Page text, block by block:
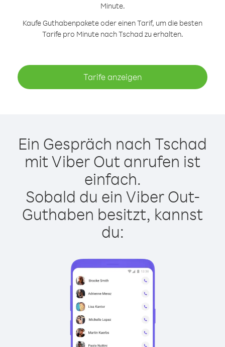
Minute.
Kaufe Guthabenpakete oder einen Tarif, um die besten
Tarife pro Minute nach Tschad zu erhalten.
Tarife anzeigen
Ein Gespräch nach Tschad
mit Viber Out anrufen ist
einfach.
Sobald du ein Viber Out-
Guthaben besitzt, kannst
du: